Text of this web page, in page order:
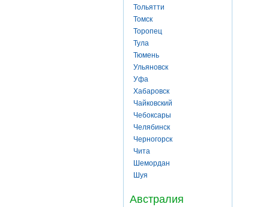
Тольятти
Томск
Торопец
Тула
Тюмень
Ульяновск
Уфа
Хабаровск
Чайковский
Чебоксары
Челябинск
Черногорск
Чита
Шемордан
Шуя
Австралия